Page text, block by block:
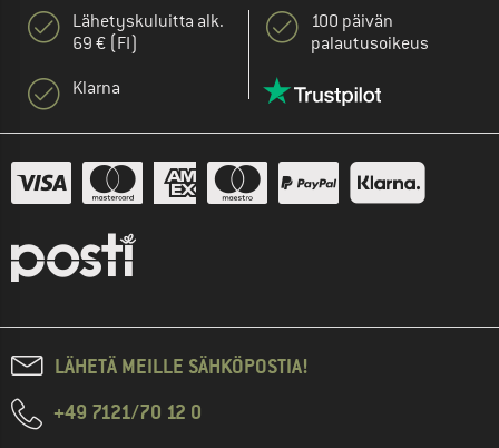
Lähetyskuluitta alk.
69 € (FI)
Klarna
100 päivän
palautusoikeus
LÄHETÄ MEILLE SÄHKÖPOSTIA!
+49 7121/70 12 0